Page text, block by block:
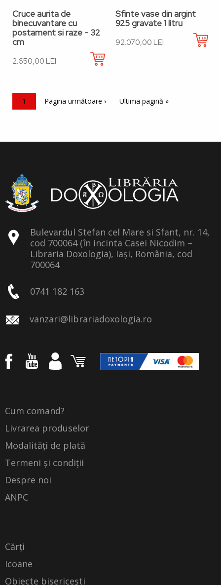
Cruce aurita de
binecuvantare cu
postament si raze - 32
cm
2.650,00 LEI
Sfinte vase din argint
925 gravate 1 litru
92.070,00 LEI
Paginație
Pagina curentă
1 Pagina următoare
Pagina următoare › Ultima pagină
Ultima pagină »
Bulevardul Stefan cel Mare si Sfant, nr. 14,
cod 700064 (în incinta Casei Nicodim –
Libraria Doxologia), Iași, România, cod
700064
0741 182 163
vanzari@librariadoxologia.ro
Cum comand?
Livrarea produselor
Modalități de plată
Termeni și condiții
Despre noi
ANPC
Cărți
Icoane
Obiecte bisericești